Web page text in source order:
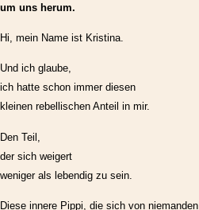
um uns herum.
Hi, mein Name ist Kristina.
Und ich glaube,
ich hatte schon immer diesen
kleinen rebellischen Anteil in mir.
Den Teil,
der sich weigert
weniger als lebendig zu sein.
Diese innere Pippi, die sich von niemanden